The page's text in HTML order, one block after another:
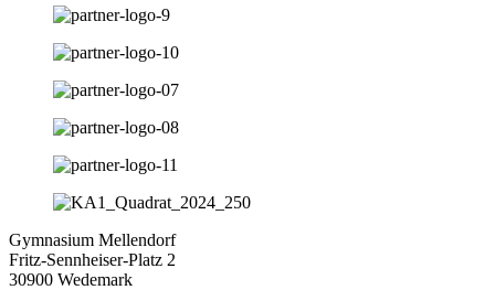
Gymnasium Mellendorf
Fritz-Sennheiser-Platz 2
30900 Wedemark